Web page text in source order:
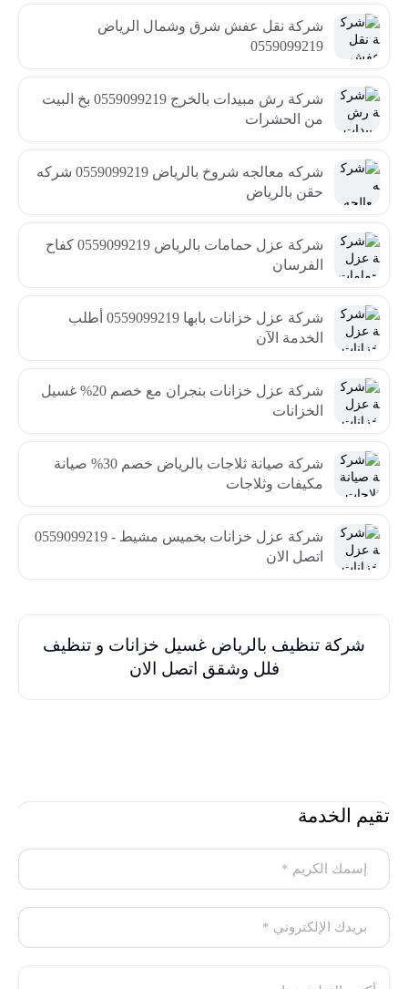
شركة نقل عفش شرق وشمال الرياض
0559099219
شركة رش مبيدات بالخرج 0559099219 بخ البيت
من الحشرات
شركه معالجه شروخ بالرياض 0559099219 شركه
حقن بالرياض
شركة عزل حمامات بالرياض 0559099219 كفاح
الفرسان
شركة عزل خزانات بابها 0559099219 أطلب
الخدمة الآن
شركة عزل خزانات بنجران مع خصم 20% غسيل
الخزانات
شركة صيانة ثلاجات بالرياض خصم 30% صيانة
مكيفات وثلاجات
شركة عزل خزانات بخميس مشيط - 0559099219
اتصل الان
شركة تنظيف بالرياض غسيل خزانات و تنظيف
فلل وشقق اتصل الان
تقيم الخدمة